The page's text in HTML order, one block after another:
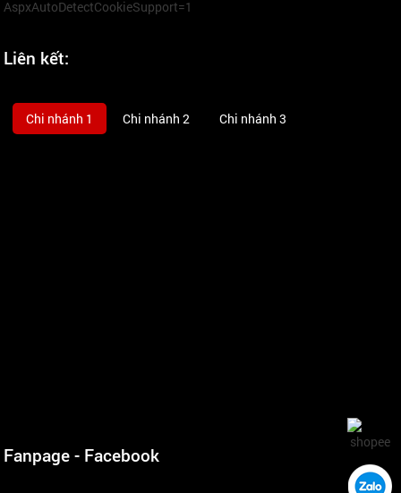
Liên kết:
Chi nhánh 1 Chi nhánh 2 Chi nhánh 3
Fanpage - Facebook